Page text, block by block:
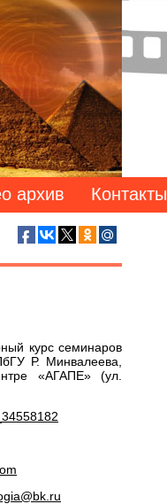
архив Контакты
курс семинаров
Р. Минвалеева,
«АГАПЕ» (ул.